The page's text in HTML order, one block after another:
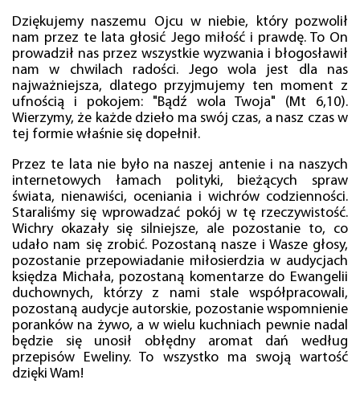
Dziękujemy naszemu Ojcu w niebie, który pozwolił
nam przez te lata głosić Jego miłość i prawdę. To On
prowadził nas przez wszystkie wyzwania i błogosławił
nam w chwilach radości. Jego wola jest dla nas
najważniejsza, dlatego przyjmujemy ten moment z
ufnością i pokojem: "Bądź wola Twoja" (Mt 6,10).
Wierzymy, że każde dzieło ma swój czas, a nasz czas w
tej formie właśnie się dopełnił.
Przez te lata nie było na naszej antenie i na naszych
internetowych łamach polityki, bieżących spraw
świata, nienawiści, oceniania i wichrów codzienności.
Staraliśmy się wprowadzać pokój w tę rzeczywistość.
Wichry okazały się silniejsze, ale pozostanie to, co
udało nam się zrobić. Pozostaną nasze i Wasze głosy,
pozostanie przepowiadanie miłosierdzia w audycjach
księdza Michała, pozostaną komentarze do Ewangelii
duchownych, którzy z nami stale współpracowali,
pozostaną audycje autorskie, pozostanie wspomnienie
poranków na żywo, a w wielu kuchniach pewnie nadal
będzie się unosił obłędny aromat dań według
przepisów Eweliny. To wszystko ma swoją wartość
dzięki Wam!